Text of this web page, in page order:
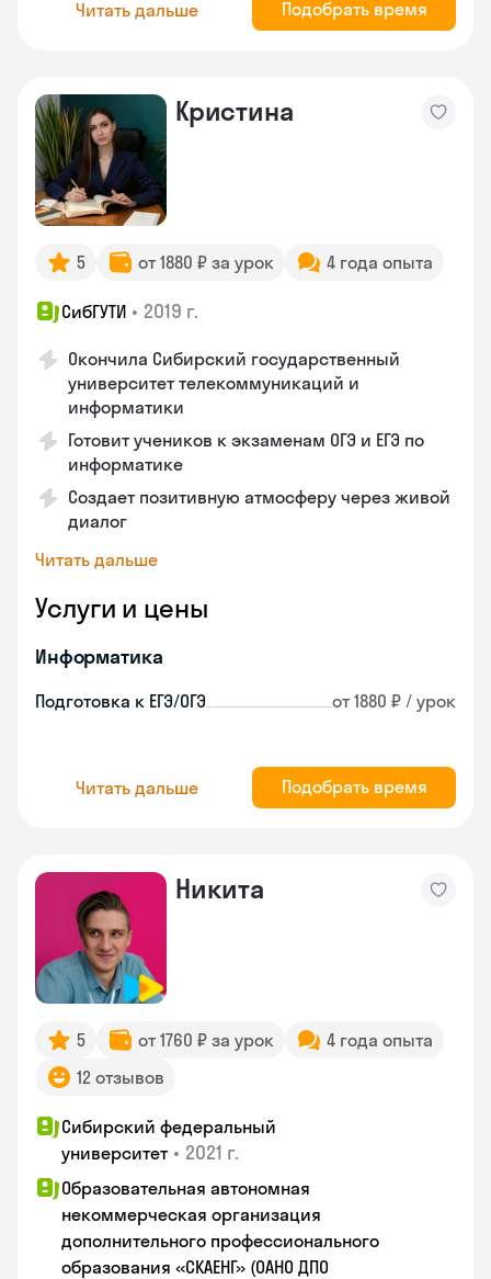
Читать дальше Подобрать время
Кристина
5 от 1880 ₽ за урок 4 года опыта
СибГУТИ • 2019 г.
Окончила Сибирский государственный
университет телекоммуникаций и
информатики
Готовит учеников к экзаменам ОГЭ и ЕГЭ по
информатике
Создает позитивную атмосферу через живой
диалог
Читать дальше
Услуги и цены
Информатика
Подготовка к ЕГЭ/ОГЭ от 1880 ₽ / урок
Читать дальше Подобрать время
Никита
5 от 1760 ₽ за урок
4 года опыта
12 отзывов
Сибирский федеральный
университет • 2021 г.
Образовательная автономная
некоммерческая организация
дополнительного профессионального
образования «СКАЕНГ» (ОАНО ДПО